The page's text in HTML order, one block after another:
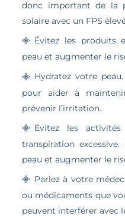
donc important de la
solaire avec un FPS
Évitez les produits
peau et augmenter le
Hydratez votre
pour aider à
prévenir l’irritation.
Évitez les
transpiration
peau et augmenter le
Parlez à votre
ou médicaments que
peuvent interférer avec